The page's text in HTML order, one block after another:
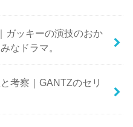
ガッキーの演技のおか
なドラマ。
考察｜GANTZのセリ